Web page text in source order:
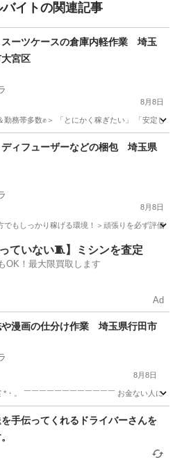
バイトの関連記事
スーツケースの倉庫内軽作業 埼玉
宮区
8月8日
勤務帯多数✊＞ 「とにかく稼ぎたい」 「安定
給料ディフューザーなどの梱包 埼玉県
8月8日
でもしっかり稼げる環境！＞頑張りを必ず評
タンていない🧵】ミシンを査定
OK！最大限買取します
Ad
や漫画の仕分け作業 埼玉県行田市
8月8日
*・。 ￣￣￣￣￣￣￣￣￣￣￣￣ お金ない人に
手伝ってくれるドライバーさんを